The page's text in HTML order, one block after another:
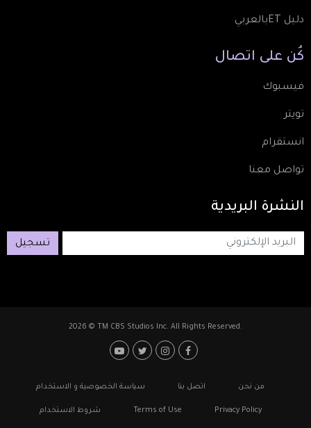
دليل ETبالعربي
كُن على اتصال
فيسبوك
تويتر
انستقرام
تواصل معنا
النشرة البريدية
تسجيل
2026 © TM CBS Studios Inc. All Rights Reserved.
Footer: Social Media
Footerمن نحن اتصل بنا سياسة الخصوصية و الاستخدام
Privacy Policy
Terms of Use شروط الاستخدام